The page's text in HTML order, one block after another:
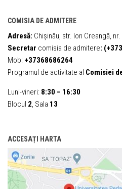
COMISIA DE ADMITERE
Adresă: Chișinău, str. Ion Creangă, nr.
Secretar comisia de admitere:
Mob: +37368686264
Programul de activitate al Comisiei
Luni-vineri: 8:30 – 16:30
Blocul 2 , Sala 13
ACCESAȚI HARTA